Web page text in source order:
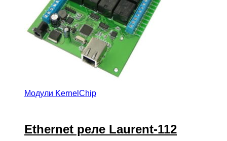
Модули KernelChip
Ethernet реле Laurent-112